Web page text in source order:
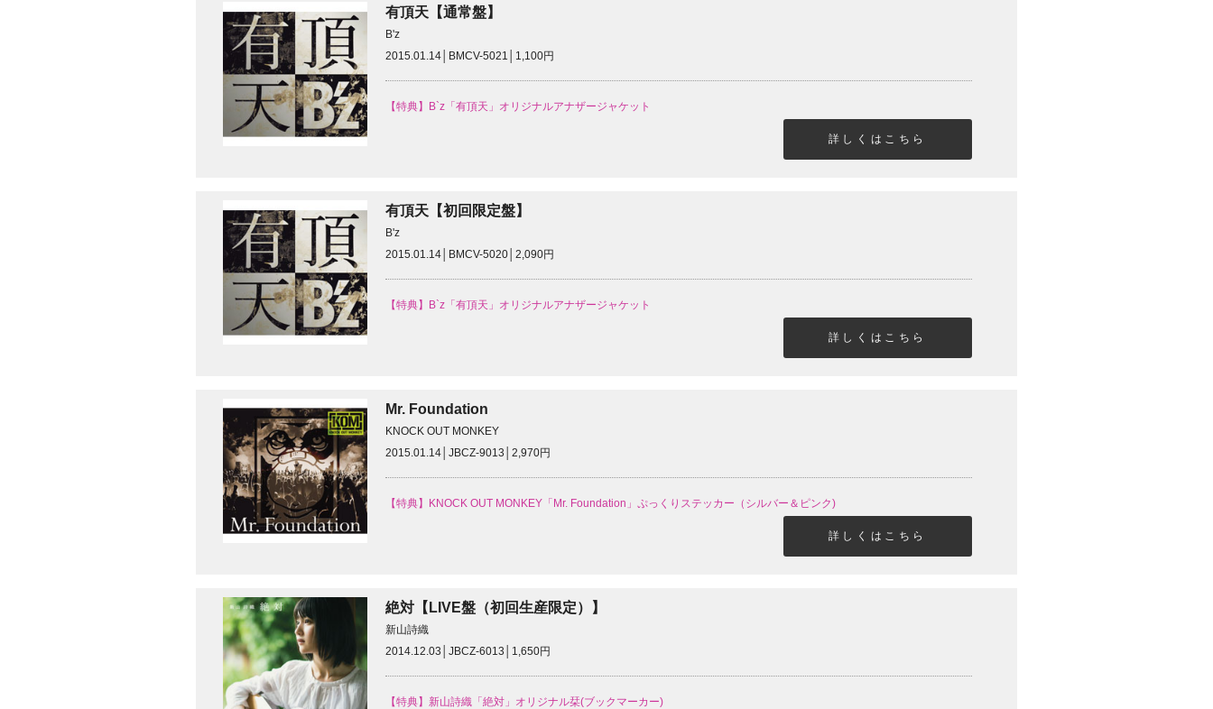
有頂天【通常盤】
B'z
2015.01.14│BMCV-5021│1,100円
【特典】B`z「有頂天」オリジナルアナザージャケット
詳しくはこちら
有頂天【初回限定盤】
B'z
2015.01.14│BMCV-5020│2,090円
【特典】B`z「有頂天」オリジナルアナザージャケット
詳しくはこちら
Mr. Foundation
KNOCK OUT MONKEY
2015.01.14│JBCZ-9013│2,970円
【特典】KNOCK OUT MONKEY「Mr. Foundation」ぷっくりステッカー（シルバー＆ピンク)
詳しくはこちら
絶対【LIVE盤（初回生産限定）】
新山詩織
2014.12.03│JBCZ-6013│1,650円
【特典】新山詩織「絶対」オリジナル栞(ブックマーカー)